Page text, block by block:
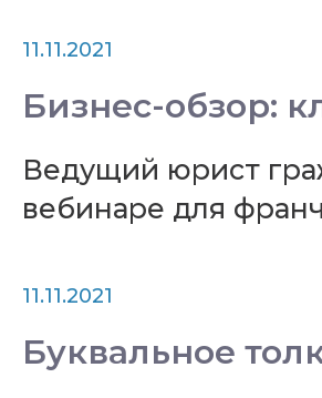
11.11.2021
Бизнес-обзор:
Ведущий юрист
вебинаре для
11.11.2021
Буквальное